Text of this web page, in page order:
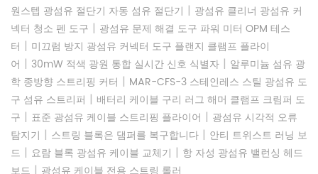
원스텝 광섬유 절단기 자동 섬유 절단기 | 광섬유 클리너 광섬유 커
넥터 청소 펜 도구 | 광섬유 문제 해결 도구 파워 미터 OPM 테스
터 | 미끄럼 방지 광섬유 커넥터 도구 플랜지 클램프 플라이
어 | 30mW 적색 광원 통합 실시간 신호 식별자 | 알루미늄 섬유 광
학 종방향 스트리핑 커터 | MAR-CFS-3 스테인레스 스틸 광섬유 도
구 섬유 스트리퍼 | 배터리 케이블 구리 러그 해머 클램프 크림퍼 도
구 | 표준 광섬유 케이블 스트리핑 플라이어 | 광섬유 시각적 오류
탐지기 | 스트링 블록은 댐퍼를 복구합니다 | 안티 트위스트 러닝 보
드 | 요람 블록 광섬유 케이블 교체기 | 항 자성 광섬유 밸런싱 헤드